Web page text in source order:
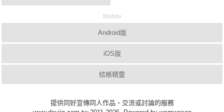
Mobile
Android版
iOS版
結帳精靈
提供同好宣傳同人作品、交流或討論的服務